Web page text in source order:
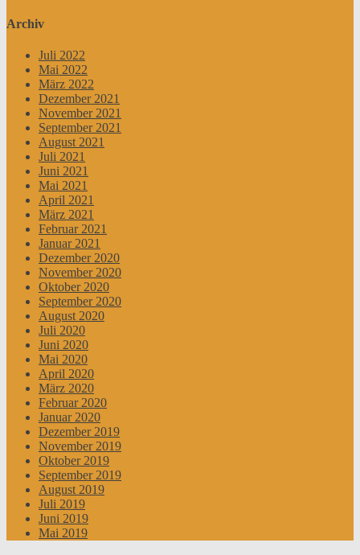
Archiv
Juli 2022
Mai 2022
März 2022
Dezember 2021
November 2021
September 2021
August 2021
Juli 2021
Juni 2021
Mai 2021
April 2021
März 2021
Februar 2021
Januar 2021
Dezember 2020
November 2020
Oktober 2020
September 2020
August 2020
Juli 2020
Juni 2020
Mai 2020
April 2020
März 2020
Februar 2020
Januar 2020
Dezember 2019
November 2019
Oktober 2019
September 2019
August 2019
Juli 2019
Juni 2019
Mai 2019